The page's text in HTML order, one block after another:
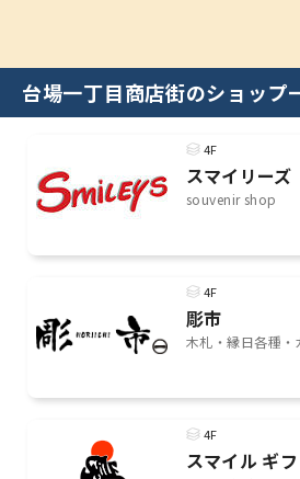
台場一丁目商店街のショップ
4F
スマイリーズ
souvenir shop
4F
彫市
木札・縁日各種・
4F
スマイル ギ